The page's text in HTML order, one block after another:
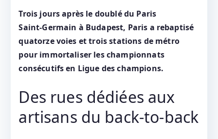
Trois jours après le doublé du Paris
Saint‑Germain à Budapest, Paris a rebaptisé
quatorze voies et trois stations de métro
pour immortaliser les championnats
consécutifs en Ligue des champions.
Des rues dédiées aux
artisans du back‑to‑back